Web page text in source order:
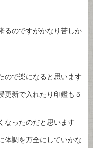
るのですがかなり苦しか
ので楽になると思います
更新で入れたり印鑑も５
なったのだと思います
体調を万全にしていかな